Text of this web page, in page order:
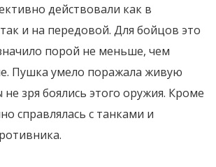
действовали как в
и на передовой. Для бойцов это
порой не меньше, чем
Пушка умело поражала живую
зря боялись этого оружия. Кроме
справлялась с танками и